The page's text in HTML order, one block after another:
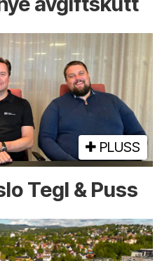
PLUSS
Tegl & Puss